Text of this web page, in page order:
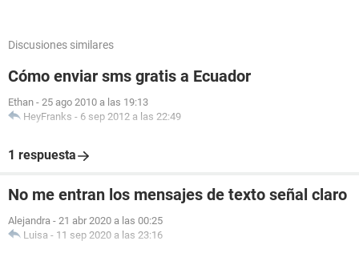
Discusiones similares
Cómo enviar sms gratis a Ecuador
Ethan - 25 ago 2010 a las 19:13
HeyFranks - 6 sep 2012 a las 22:49
1 respuesta
No me entran los mensajes de texto señal claro
Alejandra - 21 abr 2020 a las 00:25
Luisa - 11 sep 2020 a las 23:16